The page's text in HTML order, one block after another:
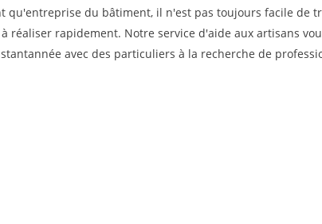
qu'entreprise du bâtiment, il n'est pas toujours facile de
réaliser rapidement. Notre service d'aide aux artisans
avec des particuliers à la recherche de